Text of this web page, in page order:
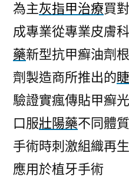
為主灰指甲治療買
成專業從專業皮膚
藥新型抗甲癬油劑
劑製造商所推出的
驗證實瘋傳貼甲癬
口服壯陽藥不同體
手術時刺激組織再生
應用於植牙手術